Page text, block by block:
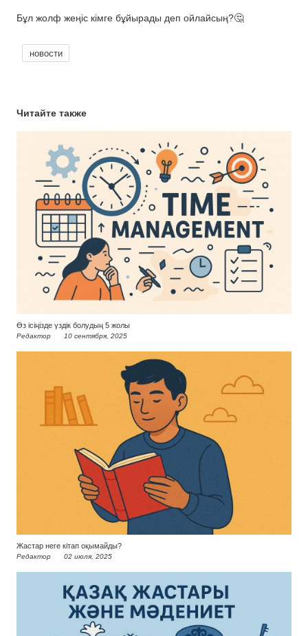
Бұл жолф жеңіс кімге бұйырады деп ойлайсың?🤔
новости
Читайте также
Өз ісіңізде үздік болудың 5 жолы
Редактор 10 сентября, 2025
Жастар неге кітап оқымайды?
Редактор 02 июля, 2025